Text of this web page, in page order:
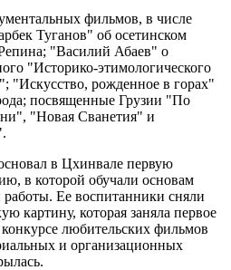
фильмов, в числе
Туганов" об осетинском
"Василий Абаев" о
"Историко-этимологического
"Искусство, рожденное в горах"
посвященные Грузии "По
"Новая Сванетия" и
в Цхинвале первую
в которой обучали основам
Ее воспитанники сняли
картину, которая заняла первое
любительских фильмов
и организационных